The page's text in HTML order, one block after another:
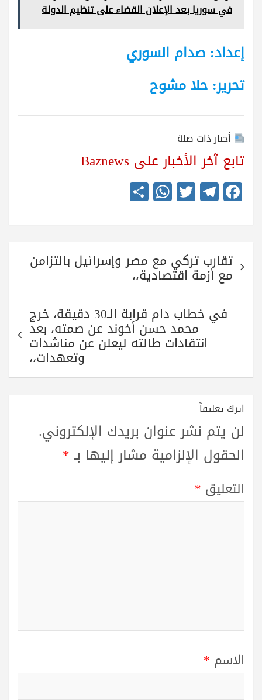
في سوريا بعد الإعلان القضاء على تنظيم الدولة
إعداد: صدام السوري
تحرير: حلا مشوح
أخبار ذات صلة
تابع آخر الأخبار على Baznews
Fa
ce
bo
ok
Te
le
gr
a
m
T
wi
tte
W
ha
ts
pp
re
تصفّح
المقالات
تقارب تركي مع مصر وإسرائيل بالتزامن
مع أزمة اقتصادية،،
في خطاب دام قرابة الـ30 دقيقة، خرج
محمد حسن أخوند عن صمته، بعد
انتقادات طالته ليعلن عن مناشدات
وتعهدات،،
اترك تعليقاً
لن يتم نشر عنوان بريدك الإلكتروني.
الحقول الإلزامية مشار إليها بـ*
التعليق *
الاسم *